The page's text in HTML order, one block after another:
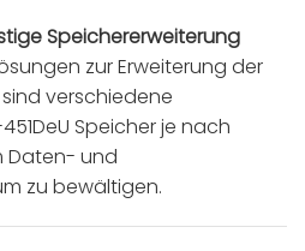
Speichererweiterung
zur Erweiterung der
verschiedene
Speicher je nach
Daten- und
zu bewältigen.